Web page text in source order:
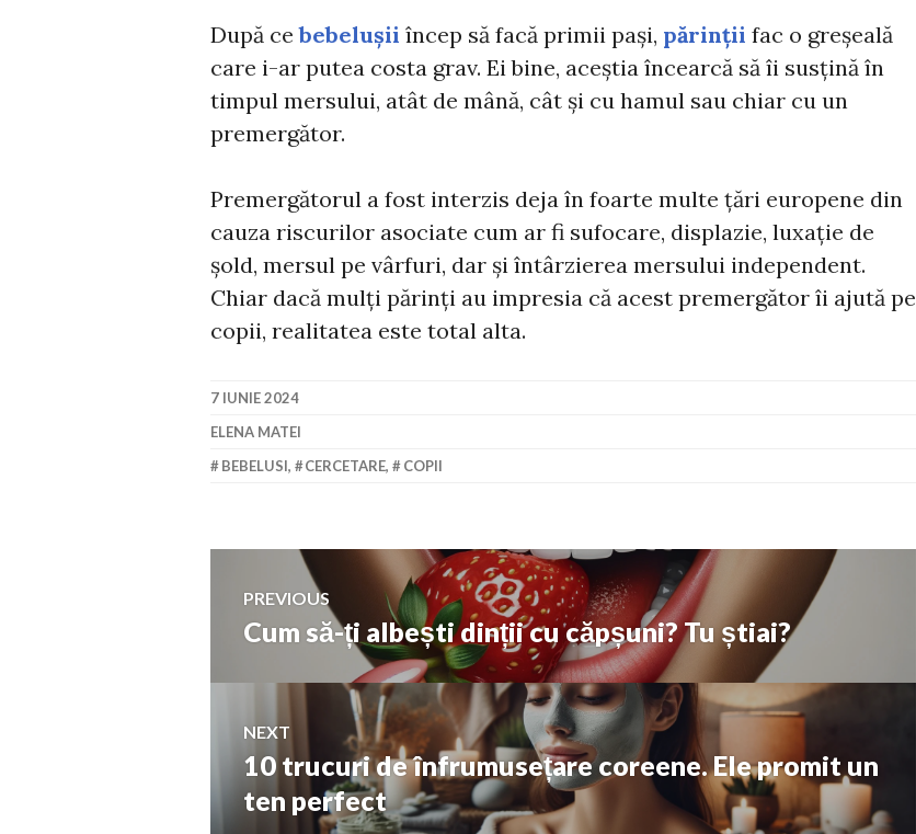
După cebebelușii încep să facă primii pași, părinții fac o greșeală
care i-ar putea costa grav. Ei bine, aceștia încearcă să îi susțină în
timpul mersului, atât de mână, cât și cu hamul sau chiar cu un
premergător.
Premergătorul a fost interzis deja în foarte multe țări europene din
cauza riscurilor asociate cum ar fi sufocare, displazie, luxație de
șold, mersul pe vârfuri, dar și întârzierea mersului independent.
Chiar dacă mulți părinți au impresia că acest premergător îi ajută pe
copii, realitatea este total alta.
7 IUNIE 2024
ELENA MATEI
BEBELUSI, CERCETARE, COPII
Navigare
în
articole
PREVIOUS
Previous
Cum să-ți albești dinții cu căpșuni? Tu știai?
NEXT
Next
post:
10 trucuri de înfrumusețare coreene. Ele promit un
ten perfect